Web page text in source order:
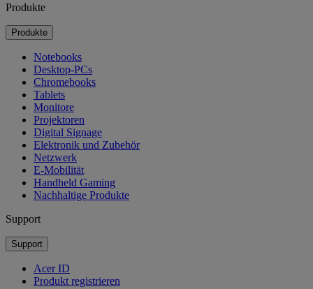
Produkte
Produkte
Notebooks
Desktop-PCs
Chromebooks
Tablets
Monitore
Projektoren
Digital Signage
Elektronik und Zubehör
Netzwerk
E-Mobilität
Handheld Gaming
Nachhaltige Produkte
Support
Support
Acer ID
Produkt registrieren